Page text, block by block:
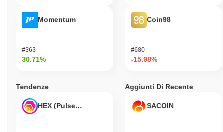
Momentum
#363
30.71%
Coin98
#680
-15.98%
Tendenze
HEX (Pulsechain)
Aggiunti Di Recente
SACOIN